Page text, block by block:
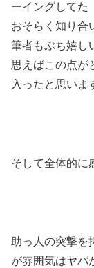
ーイングしてた
おそらく知り合
筆者もぶち嬉し
思えばこの点が
入ったと思いま
そして全体的に
助っ人の突撃を
が雰囲気はヤバ